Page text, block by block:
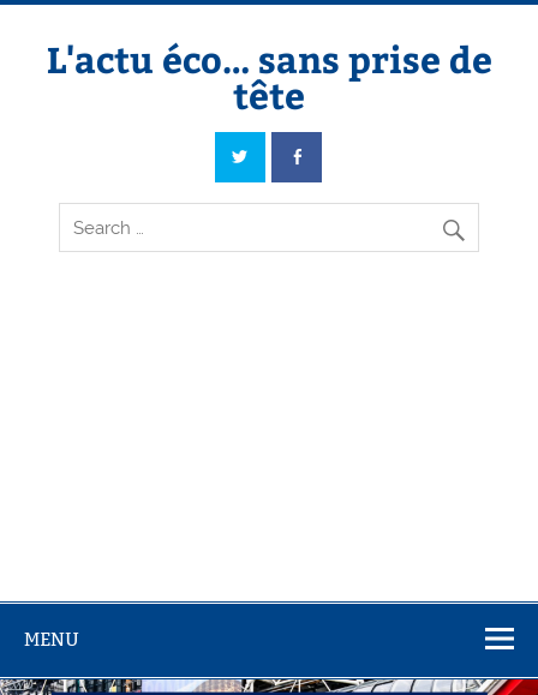
Skip
contentL'actu éco… sans prise de
tête
L'actu éco… sans prise de tête
MENU